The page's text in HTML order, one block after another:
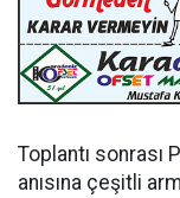
Toplantı sonrası
anısına çeşitli